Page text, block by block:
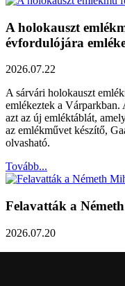
A holokauszt
évfordulójára
2026.07.22
A sárvári holokauszt
emlékeztek a Várparkban.
azt az új emléktáblát,
az emlékművet készítő,
olvasható.
Tovább...
Felavatták a
2026.07.20